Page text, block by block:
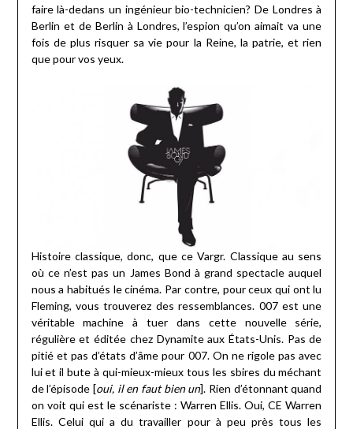
faire là-dedans un ingénieur bio-technicien? De Londres à
Berlin et de Berlin à Londres, l’espion qu’on aimait va une
fois de plus risquer sa vie pour la Reine, la patrie, et rien
que pour vos yeux.
Histoire classique, donc, que ce Vargr. Classique au sens
où ce n’est pas un James Bond à grand spectacle auquel
nous a habitués le cinéma. Par contre, pour ceux qui ont lu
Fleming, vous trouverez des ressemblances. 007 est une
véritable machine à tuer dans cette nouvelle série,
régulière et éditée chez Dynamite aux États-Unis. Pas de
pitié et pas d’états d’âme pour 007. On ne rigole pas avec
lui et il bute à qui-mieux-mieux tous les sbires du méchant
de l’épisode [oui, il en faut bien un]. Rien d’étonnant quand
on voit qui est le scénariste : Warren Ellis. Oui, CE Warren
Ellis. Celui qui a du travailler pour à peu près tous les